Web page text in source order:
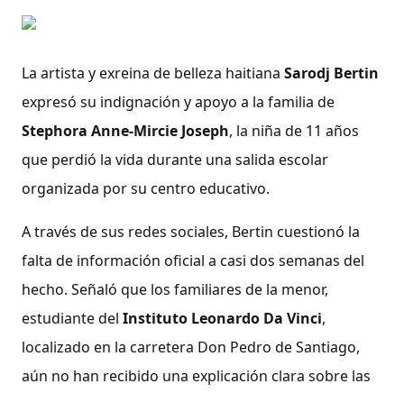
La artista y exreina de belleza haitiana Sarodj Bertin
expresó su indignación y apoyo a la familia de
Stephora Anne-Mircie Joseph, la niña de 11 años
que perdió la vida durante una salida escolar
organizada por su centro educativo.
A través de sus redes sociales, Bertin cuestionó la
falta de información oficial a casi dos semanas del
hecho. Señaló que los familiares de la menor,
estudiante del Instituto Leonardo Da Vinci,
localizado en la carretera Don Pedro de Santiago,
aún no han recibido una explicación clara sobre las